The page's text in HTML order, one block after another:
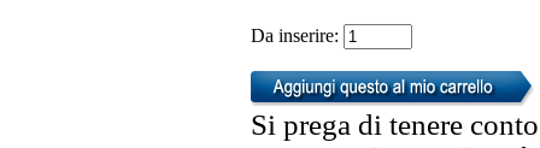
Da inserire:
Si prega di tenere